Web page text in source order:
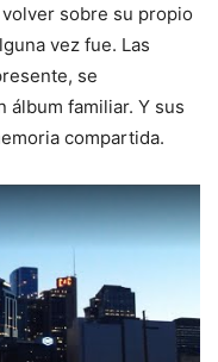
sobre su propio
vez fue. Las
se
álbum familiar. Y sus
compartida.